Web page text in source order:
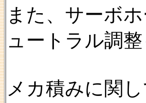
また、サーボ
ュートラル調
メカ積みに関